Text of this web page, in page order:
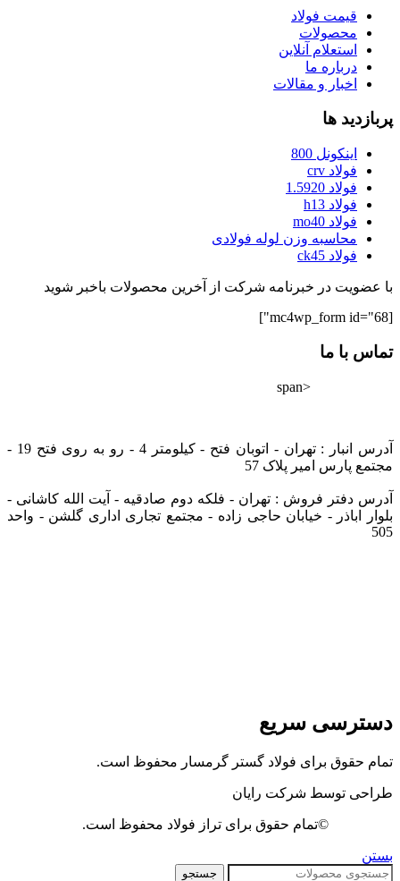
قیمت فولاد
محصولات
استعلام آنلاین
درباره ما
اخبار و مقالات
پربازدید ها
اینکونل 800
فولاد crv
فولاد 1.5920
فولاد h13
فولاد mo40
محاسبه وزن لوله فولادی
فولاد ck45
با عضویت در خبرنامه شرکت از آخرین محصولات باخبر شوید
[mc4wp_form id="68"]
تماس با ما
<span
آدرس انبار : تهران - اتوبان فتح - کیلومتر 4 - رو به روی فتح 19 -
مجتمع پارس امیر پلاک 57
آدرس دفتر فروش : تهران - فلکه دوم صادقیه - آیت الله کاشانی -
بلوار اباذر - خیابان حاجی زاده - مجتمع تجاری اداری گلشن - واحد
505
دسترسی سریع
تمام حقوق برای فولاد گستر گرمسار محفوظ است.
طراحی توسط شرکت رایان
©تمام حقوق برای تراز فولاد محفوظ است.
بستن
جستجو